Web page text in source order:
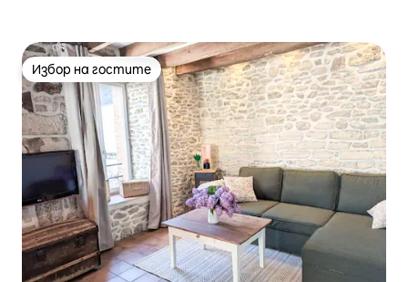
Избор на гостите
Избор на гостите